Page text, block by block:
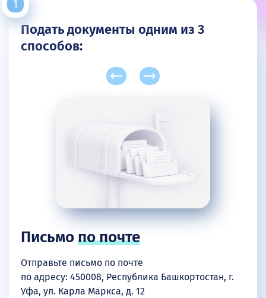
Подать документы одним из 3
способов:
Письмопо почте
Отправьте письмо по почте
по адресу: 450008, Республика Башкортостан, г.
Уфа, ул. Карла Маркса, д. 12